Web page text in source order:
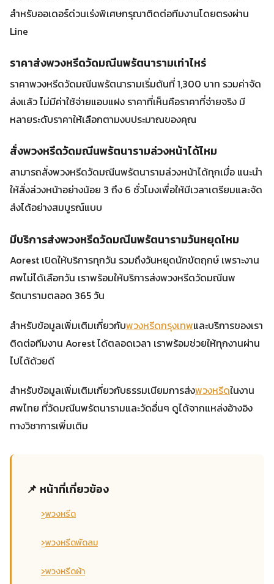
สำหรับออเดอร์ด่วนเร่งพิเศษกรุณาติดต่อทีมงานโดยตรงผ่าน
Line
ราคาส่งพวงหรีดวัดมณีนพรัตนารามเท่าไหร่
ราคาพวงหรีดวัดมณีนพรัตนารามเริ่มต้นที่ 1,300 บาท รวมค่าจัด
ส่งแล้ว ไม่มีค่าใช้จ่ายแอบแฝง ราคาที่เห็นคือราคาที่จ่ายจริง มี
หลายระดับราคาให้เลือกตามงบประมาณของคุณ
สั่งพวงหรีดวัดมณีนพรัตนารามล่วงหน้าได้ไหม
สามารถสั่งพวงหรีดวัดมณีนพรัตนารามล่วงหน้าได้ทุกเมื่อ แนะนำ
ให้สั่งล่วงหน้าอย่างน้อย 3 ถึง 6 ชั่วโมงเพื่อให้มีเวลาเตรียมและจัด
ส่งได้อย่างสมบูรณ์แบบ
มีบริการส่งพวงหรีดวัดมณีนพรัตนารามวันหยุดไหม
Aorest เปิดให้บริการทุกวัน รวมถึงวันหยุดนักขัตฤกษ์ เพราะงาน
ศพไม่ได้เลือกวัน เราพร้อมให้บริการส่งพวงหรีดวัดมณีนพ
รัตนารามตลอด 365 วัน
สำหรับข้อมูลเพิ่มเติมเกี่ยวกับพวงหรีดกรุงเทพและบริการของเรา
ติดต่อทีมงาน Aorest ได้ตลอดเวลา เราพร้อมช่วยให้ทุกงานผ่าน
ไปได้ด้วยดี
สำหรับข้อมูลเพิ่มเติมเกี่ยวกับธรรมเนียมการส่งพวงหรีดในงาน
ศพไทย ที่วัดมณีนพรัตนารามและวัดอื่นๆ ดูได้จากแหล่งอ้างอิง
ทางวิชาการเพิ่มเติม
📌 หน้าที่เกี่ยวข้อง
›พวงหรีด
›พวงหรีดพัดลม
›พวงหรีดผ้า